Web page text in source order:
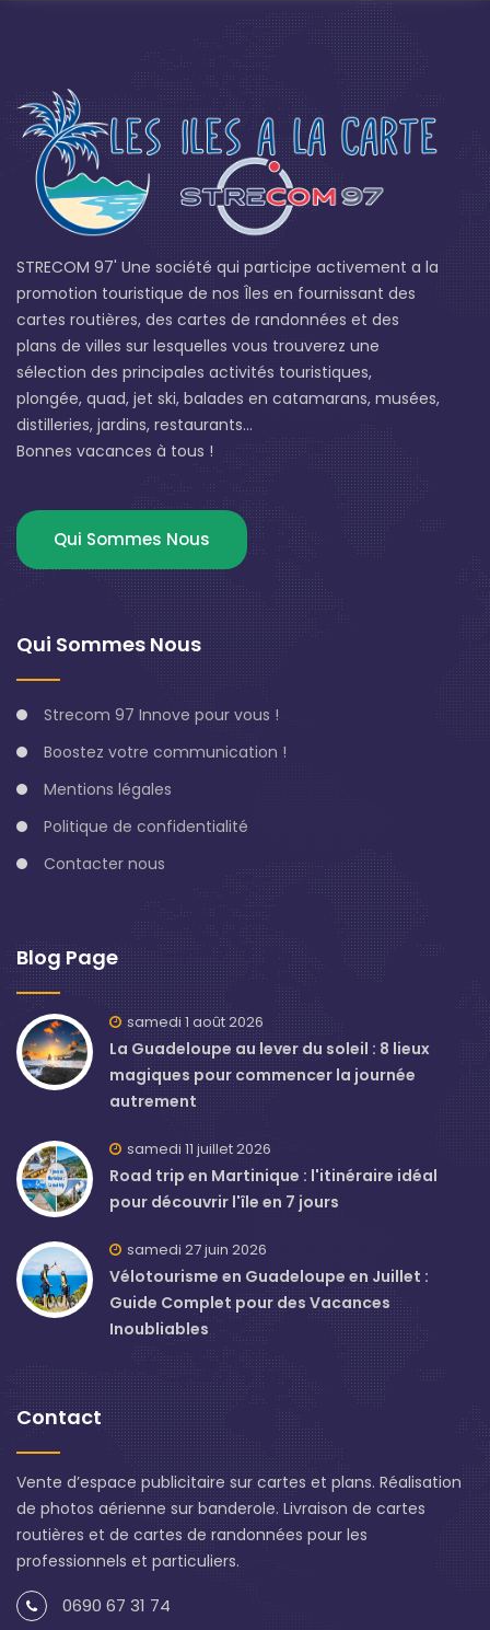
STRECOM 97' Une société qui participe activement a la
promotion touristique de nos Îles en fournissant des
cartes routières, des cartes de randonnées et des
plans de villes sur lesquelles vous trouverez une
sélection des principales activités touristiques,
plongée, quad, jet ski, balades en catamarans, musées,
distilleries, jardins, restaurants...
Bonnes vacances à tous !
Qui Sommes Nous
Qui Sommes Nous
Strecom 97 Innove pour vous !
Boostez votre communication !
Mentions légales
Politique de confidentialité
Contacter nous
Blog Page
samedi 1 août 2026
La Guadeloupe au lever du soleil : 8 lieux
magiques pour commencer la journée
autrement
samedi 11 juillet 2026
Road trip en Martinique : l'itinéraire idéal
pour découvrir l'île en 7 jours
samedi 27 juin 2026
Vélotourisme en Guadeloupe en Juillet :
Guide Complet pour des Vacances
Inoubliables
Contact
Vente d’espace publicitaire sur cartes et plans. Réalisation
de photos aérienne sur banderole. Livraison de cartes
routières et de cartes de randonnées pour les
professionnels et particuliers.
0690 67 31 74